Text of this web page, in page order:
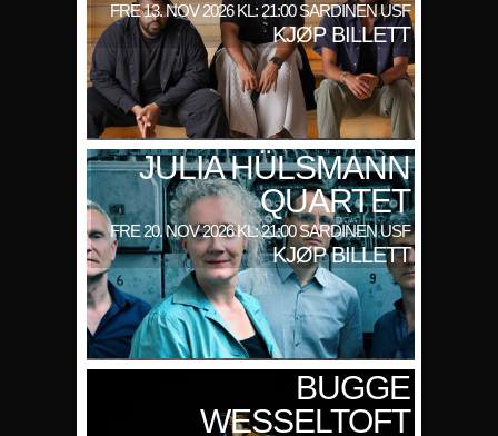
FRE 13. NOV 2026 KL: 21:00 SARDINEN USF
KJØP BILLETT
JULIA HÜLSMANN
QUARTET
FRE 20. NOV 2026 KL: 21:00 SARDINEN USF
KJØP BILLETT
BUGGE
WESSELTOFT